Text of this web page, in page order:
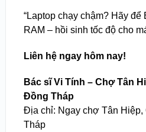
“Laptop chạy chậm? Hãy để
RAM – hồi sinh tốc độ cho
Liên hệ ngay hôm nay!
Bác sĩ Vi Tính – Chợ Tân
Đồng Tháp
Địa chỉ: Ngay chợ Tân Hiệp,
Tháp